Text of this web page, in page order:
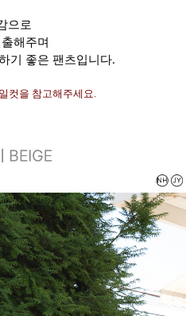
으로
해주며
기 좋은 팬츠입니다.
컷을 참고해주세요.